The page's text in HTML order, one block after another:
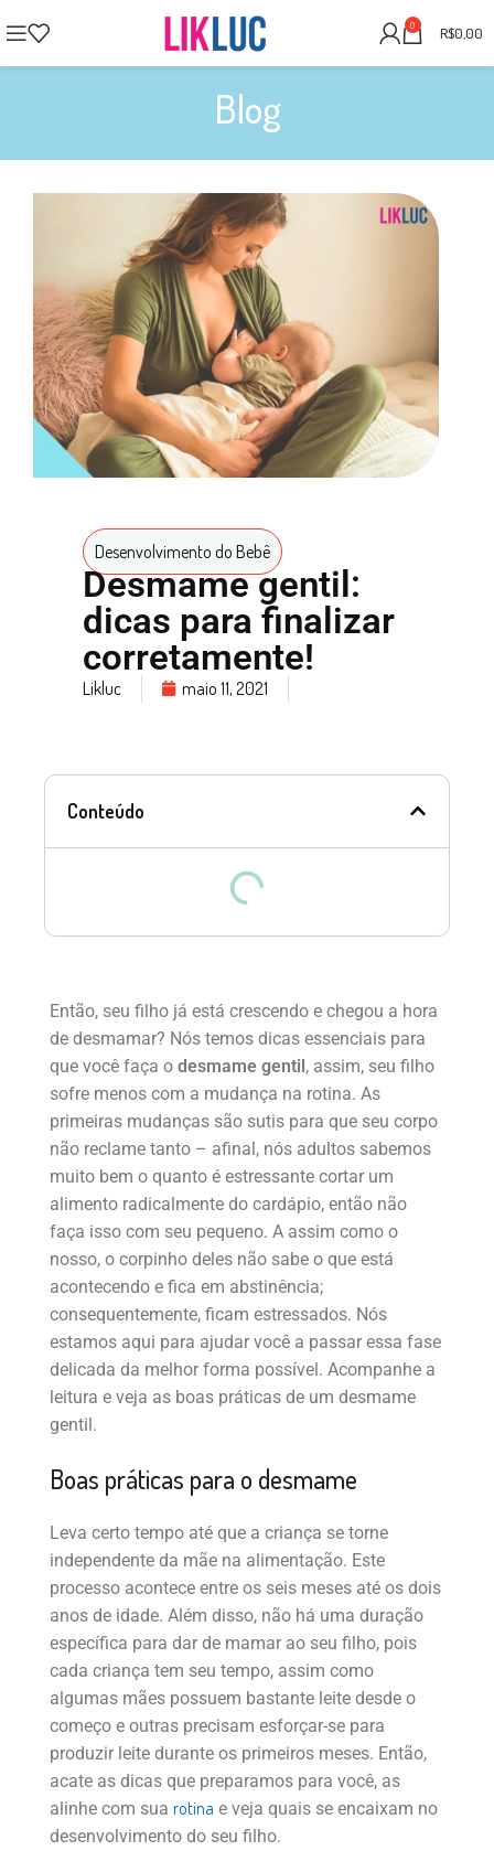
0 R$0,00
Blog
Desenvolvimento do Bebê
Desmame gentil:
dicas para finalizar
corretamente!
Likluc maio 11, 2021
Conteúdo
Então, seu filho já está crescendo e chegou a hora
de desmamar? Nós temos dicas essenciais para
que você faça o desmame gentil, assim, seu filho
sofre menos com a mudança na rotina. As
primeiras mudanças são sutis para que seu corpo
não reclame tanto – afinal, nós adultos sabemos
muito bem o quanto é estressante cortar um
alimento radicalmente do cardápio, então não
faça isso com seu pequeno. A assim como o
nosso, o corpinho deles não sabe o que está
acontecendo e fica em abstinência;
consequentemente, ficam estressados. Nós
estamos aqui para ajudar você a passar essa fase
delicada da melhor forma possível. Acompanhe a
leitura e veja as boas práticas de um desmame
gentil.
Boas práticas para o desmame
Leva certo tempo até que a criança se torne
independente da mãe na alimentação. Este
processo acontece entre os seis meses até os dois
anos de idade. Além disso, não há uma duração
específica para dar de mamar ao seu filho, pois
cada criança tem seu tempo, assim como
algumas mães possuem bastante leite desde o
começo e outras precisam esforçar-se para
produzir leite durante os primeiros meses. Então,
acate as dicas que preparamos para você, as
alinhe com sua rotina e veja quais se encaixam no
desenvolvimento do seu filho.